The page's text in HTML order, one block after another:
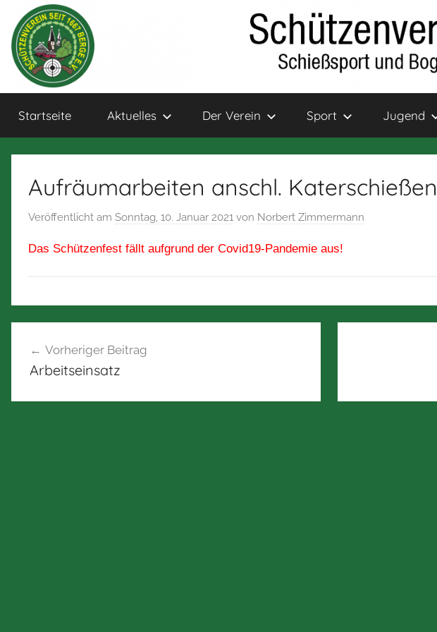
Inhalt
springen
Schützenverein
Berge
und
Bogensport
für
und
Startseite Aktuelles Der Verein Sport Jugend
Aufräumarbeiten anschl. Katerschießen
Veröffentlicht am Sonntag, 10. Januar 2021 von Norbert Zimmermann
Das Schützenfest fällt aufgrund der Covid19-Pandemie aus!
Vorheriger Beitrag
Arbeitseinsatz